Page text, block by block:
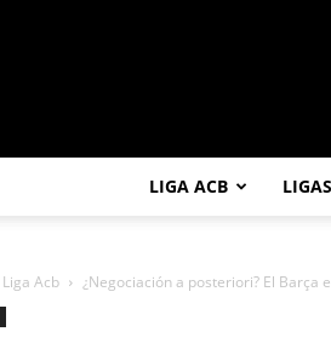
LIGA ACB
Liga Acb ¿Negociación a posteriori? El Barça